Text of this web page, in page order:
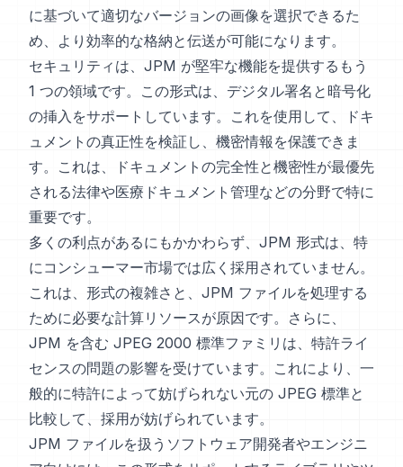
に基づいて適切なバージョンの画像を選択できるた
め、より効率的な格納と伝送が可能になります。
セキュリティは、JPM が堅牢な機能を提供するもう
1 つの領域です。この形式は、デジタル署名と暗号化
の挿入をサポートしています。これを使用して、ドキ
ュメントの真正性を検証し、機密情報を保護できま
す。これは、ドキュメントの完全性と機密性が最優先
される法律や医療ドキュメント管理などの分野で特に
重要です。
多くの利点があるにもかかわらず、JPM 形式は、特
にコンシューマー市場では広く採用されていません。
これは、形式の複雑さと、JPM ファイルを処理する
ために必要な計算リソースが原因です。さらに、
JPM を含む JPEG 2000 標準ファミリは、特許ライ
センスの問題の影響を受けています。これにより、一
般的に特許によって妨げられない元の JPEG 標準と
比較して、採用が妨げられています。
JPM ファイルを扱うソフトウェア開発者やエンジニ